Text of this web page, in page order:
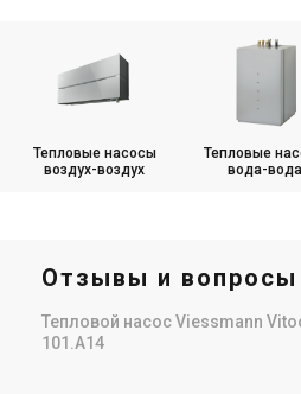
Тепловые насосы
воздух-воздух
Тепловые
вода-вода
Отзывы и вопросы
Тепловой насос Viessmann
101.A14